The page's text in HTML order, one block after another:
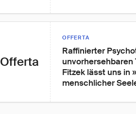
Offerta
OFFERTA
Raffinierter
unvorhersehbaren
Fitzek lässt uns in
menschlicher